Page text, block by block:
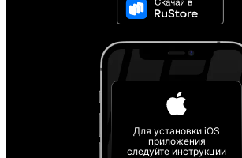
Для установки iOS
приложения
следуйте инструкции